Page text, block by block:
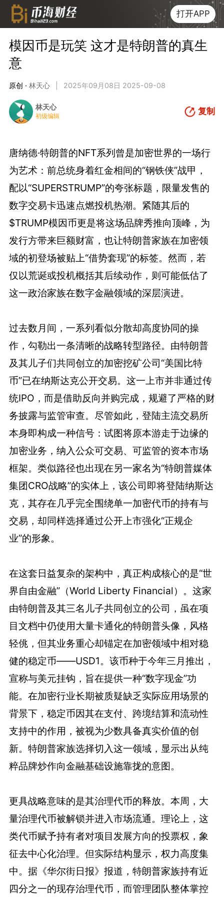
打开APP
模因币是玩笑 这才是特朗普的真生
意
原创 · 林天心 2025年09月08日 2025-09-08
林天心
初级编辑 复制
唐纳德·特朗普的NFT系列曾是加密世界的一场行
为艺术：前总统身着红金相间的“钢铁侠”战甲，
配以“SUPERSTRUMP”的夸张标题，限量发售的
数字交易卡迅速点燃投机热潮。紧随其后的
$TRUMP模因币更是将这场品牌秀推向顶峰，为
发行方带来巨额财富，也让特朗普家族在加密领
域的初登场被贴上“借势套现”的标签。然而，若
仅以荒诞或投机概括其后续动作，则可能低估了
这一政治家族在数字金融领域的深层演进。
过去数月间，一系列看似分散却高度协同的操
作，勾勒出一条清晰的战略转型路径。由特朗普
及其儿子们共同创立的加密挖矿公司“美国比特
币”已在纳斯达克公开交易。这一上市并非通过传
统IPO，而是借助反向并购完成，规避了严格的财
务披露与监管审查。尽管如此，登陆主流交易所
本身即构成一种信号：试图将原本游走于边缘的
加密业务，纳入公众可交易、可监管的资本市场
框架。类似路径也出现在另一家名为“特朗普媒体
集团CRO战略”的实体上，该公司即将登陆纳斯达
克，其存在几乎完全围绕单一加密代币的持有与
交易，却同样选择通过公开上市强化“正规企
业”的形象。
在这套日益复杂的架构中，真正构成核心的是“世
界自由金融”（World Liberty Financial）。这家
由特朗普及其三名儿子共同创立的公司，虽在项
目文档中仍使用大量卡通化的特朗普头像，风格
轻佻，但其业务重心却锚定在加密领域中相对稳
健的稳定币——USD1。该币种于今年三月推出，
宣称与美元挂钩，旨在提供一种“数字现金”功
能。在加密行业长期被质疑缺乏实际应用场景的
背景下，稳定币因其在支付、跨境结算和流动性
支持中的作用，被视为少数具备真实价值的创
新。特朗普家族选择切入这一领域，显示出从纯
粹品牌炒作向金融基础设施靠拢的意图。
更具战略意味的是其治理代币的释放。本周，大
量治理代币被解锁并进入市场流通。理论上，这
类代币赋予持有者对项目发展方向的投票权，象
征去中心化治理。但实际结构显示，权力高度集
中。据《华尔街日报》报道，特朗普家族持有近
四分之一的现存治理代币，而管理团队整体掌控